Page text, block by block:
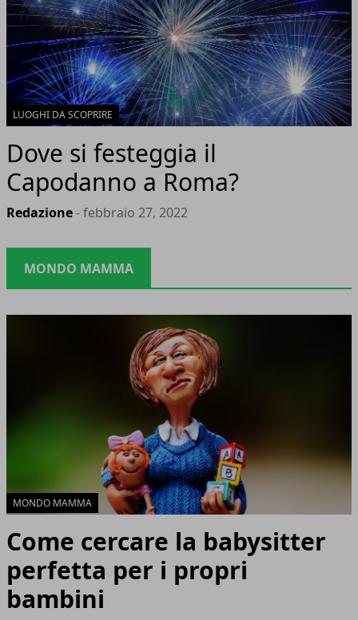
LUOGHI DA SCOPRIRE
Dove si festeggia il
Capodanno a Roma?
Redazione- febbraio 27, 2022
MONDO MAMMA
MONDO MAMMA
Come cercare la babysitter
perfetta per i propri
bambini